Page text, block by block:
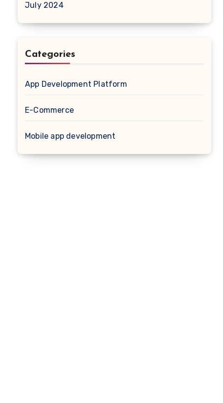
July 2024
Categories
App Development Platform
E-Commerce
Mobile app development